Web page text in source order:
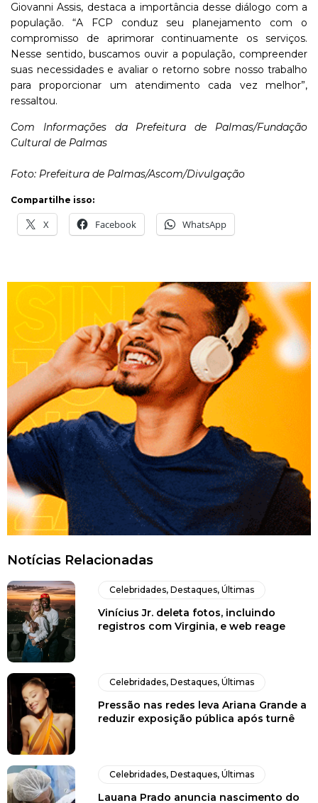
Giovanni Assis, destaca a importância desse diálogo com a
população. “A FCP conduz seu planejamento com o
compromisso de aprimorar continuamente os serviços.
Nesse sentido, buscamos ouvir a população, compreender
suas necessidades e avaliar o retorno sobre nosso trabalho
para proporcionar um atendimento cada vez melhor”,
ressaltou.
Com Informações da Prefeitura de Palmas/Fundação
Cultural de Palmas
Foto: Prefeitura de Palmas/Ascom/Divulgação
Compartilhe isso:
X Facebook WhatsApp
Notícias Relacionadas
Celebridades,Destaques,Últimas
Vinícius Jr. deleta fotos, incluindo
registros com Virginia, e web reage
Celebridades,Destaques,Últimas
Pressão nas redes leva Ariana Grande a
reduzir exposição pública após turnê
Celebridades,Destaques,Últimas
Lauana Prado anuncia nascimento do